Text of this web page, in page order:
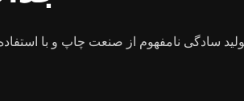
سادگی نامفهوم از صنعت چاپ و با